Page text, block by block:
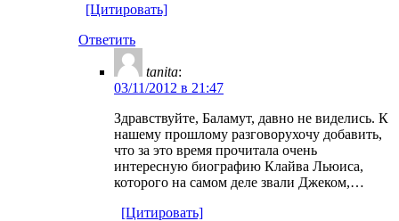
[Цитировать]
Ответить
tanita:
03/11/2012 в 21:47
Здравствуйте, Баламут, давно не виделись. К
нашему прошлому разговорухочу добавить,
что за это время прочитала очень
интересную биографию Клайва Льюиса,
которого на самом деле звали Джеком,…
[Цитировать]